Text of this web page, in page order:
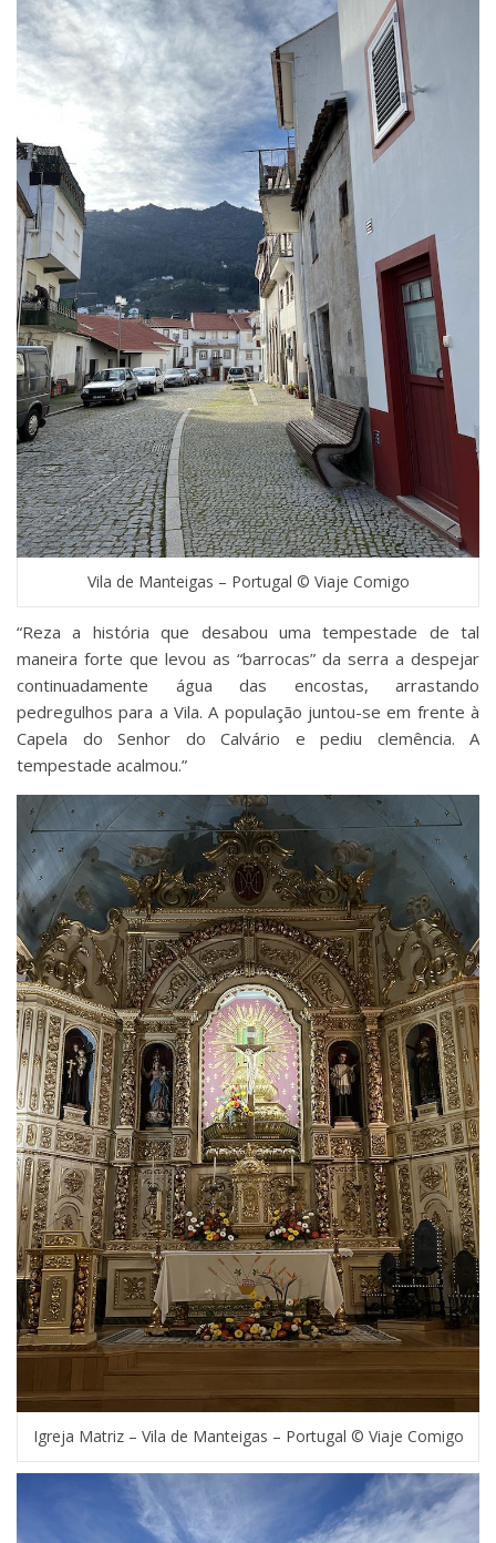
Vila de Manteigas – Portugal © Viaje Comigo
“Reza a história que desabou uma tempestade de tal
maneira forte que levou as “barrocas” da serra a despejar
continuadamente água das encostas, arrastando
pedregulhos para a Vila. A população juntou-se em frente à
Capela do Senhor do Calvário e pediu clemência. A
tempestade acalmou.”
Igreja Matriz – Vila de Manteigas – Portugal © Viaje Comigo